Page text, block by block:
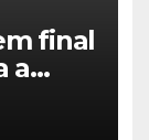
final
a
na